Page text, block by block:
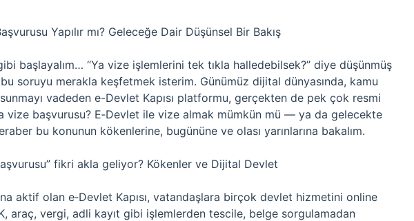
Yapılır mı? Geleceğe Dair Düşünsel Bir Bakış
başlayalım… “Ya vize işlemlerini tek tıkla halledebilsek?” diye düşünmüş
soruyu merakla keşfetmek isterim. Günümüz dijital dünyasında, kamu
vadeden e-Devlet Kapısı platformu, gerçekten de pek çok resmi
vize başvurusu? E‑Devlet ile vize almak mümkün mü — ya da gelecekte
bu konunun kökenlerine, bugününe ve olası yarınlarına bakalım.
fikri akla geliyor? Kökenler ve Dijital Devlet
aktif olan e‑Devlet Kapısı, vatandaşlara birçok devlet hizmetini online
araç, vergi, adli kayıt gibi işlemlerden tescile, belge sorgulamadan